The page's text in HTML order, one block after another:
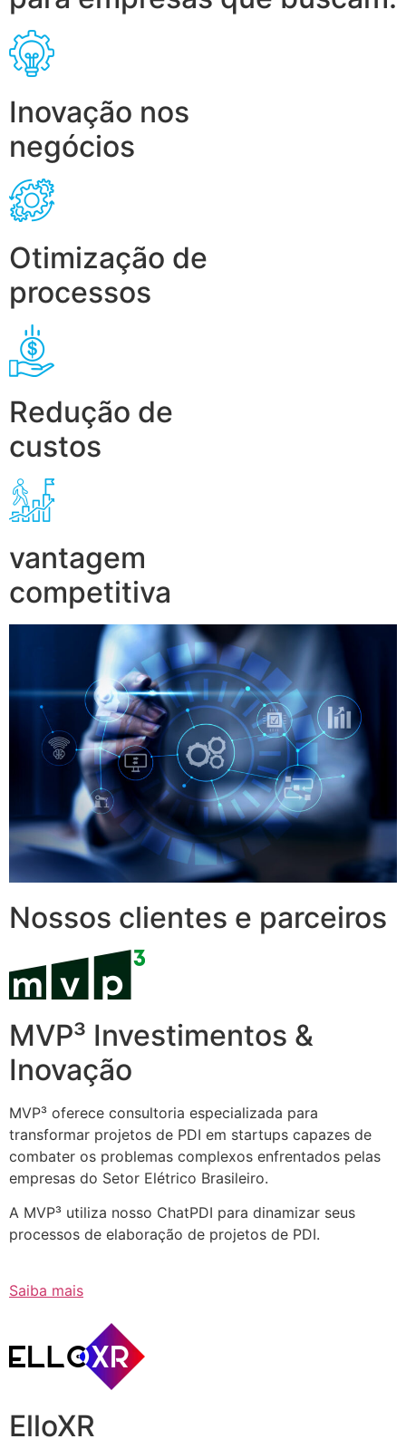
Inovação nos
negócios
Otimização de
processos
Redução de
custos
vantagem
competitiva
Nossos clientes e parceiros
MVP³ Investimentos &
Inovação
MVP³ oferece consultoria especializada para
transformar projetos de PDI em startups capazes de
combater os problemas complexos enfrentados pelas
empresas do Setor Elétrico Brasileiro.
A MVP³ utiliza nosso ChatPDI para dinamizar seus
processos de elaboração de projetos de PDI.
Saiba mais
ElloXR